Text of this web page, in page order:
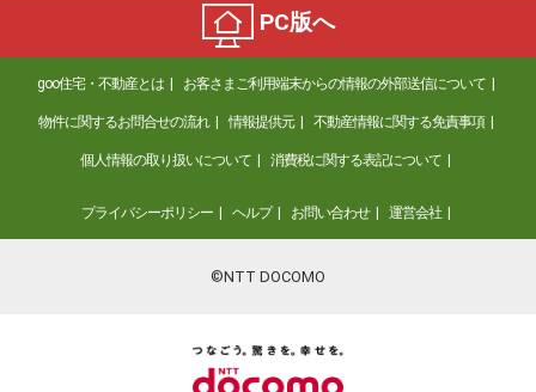
PC版へ
goo住宅・不動産とは お客さまご利用端末からの情報の外部送信について
物件に関するお問合せの流れ 情報提供元 不動産情報に関する免責事項
個人情報の取り扱いについて 消費税に関する表記について
プライバシーポリシー ヘルプ お問い合わせ 運営会社
©NTT DOCOMO